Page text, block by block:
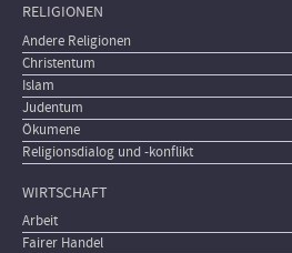
RELIGIONEN
Andere Religionen
Christentum
Islam
Judentum
Ökumene
Religionsdialog und -konflikt
WIRTSCHAFT
Arbeit
Fairer Handel